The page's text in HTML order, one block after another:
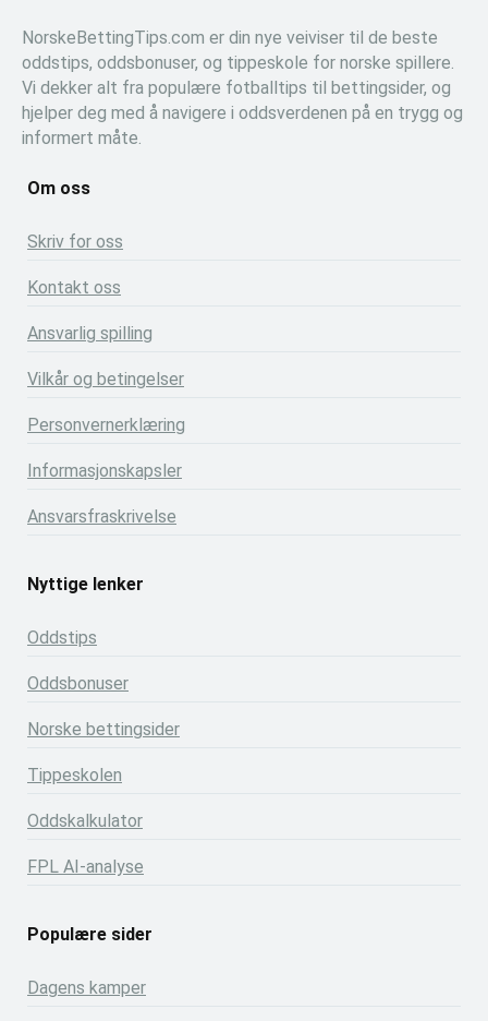
NorskeBettingTips.com er din nye veiviser til de beste
oddstips, oddsbonuser, og tippeskole for norske spillere.
Vi dekker alt fra populære fotballtips til bettingsider, og
hjelper deg med å navigere i oddsverdenen på en trygg og
informert måte.
Om oss
Skriv for oss
Kontakt oss
Ansvarlig spilling
Vilkår og betingelser
Personvernerklæring
Informasjonskapsler
Ansvarsfraskrivelse
Nyttige lenker
Oddstips
Oddsbonuser
Norske bettingsider
Tippeskolen
Oddskalkulator
FPL AI-analyse
Populære sider
Dagens kamper